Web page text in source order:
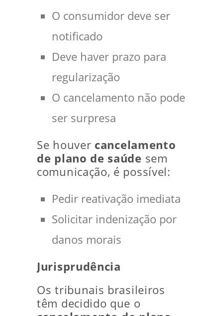
O consumidor deve ser
notificado
Deve haver prazo para
regularização
O cancelamento não pode
ser surpresa
Se houver cancelamento
de plano de saúde sem
comunicação, é possível:
Pedir reativação imediata
Solicitar indenização por
danos morais
Jurisprudência
Os tribunais brasileiros
têm decidido que o